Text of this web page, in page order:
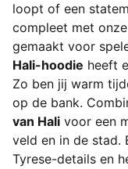
loopt of een
compleet met
gemaakt voor
Hali-hoodie heeft
Zo ben jij warm
op de bank.
van Hali voor een
veld en in de stad.
Tyrese-details en